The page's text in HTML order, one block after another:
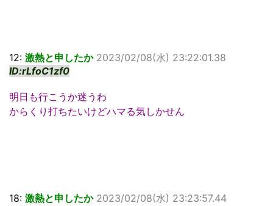
12: 激熱と申したか 2023/02/08(水) 23:22:01.38
ID:rLfoC1zf0
明日も行こうか迷うわ
からくり打ちたいけどハマる気しかせん
18: 激熱と申したか 2023/02/08(水) 23:23:57.44